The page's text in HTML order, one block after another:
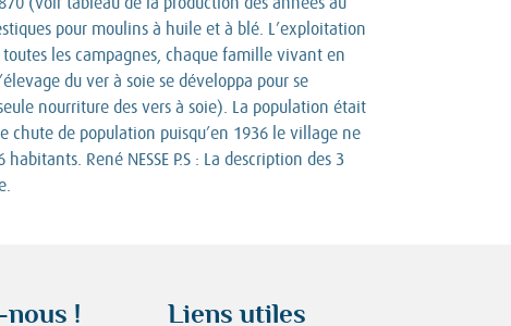
pour moulins à huile et à blé. L’exploitation
les campagnes, chaque famille vivant en
du ver à soie se développa pour se
nourriture des vers à soie). La population était
chute de population puisqu’en 1936 le village ne
René NESSE P.S : La description des 3
nous ! Liens utiles